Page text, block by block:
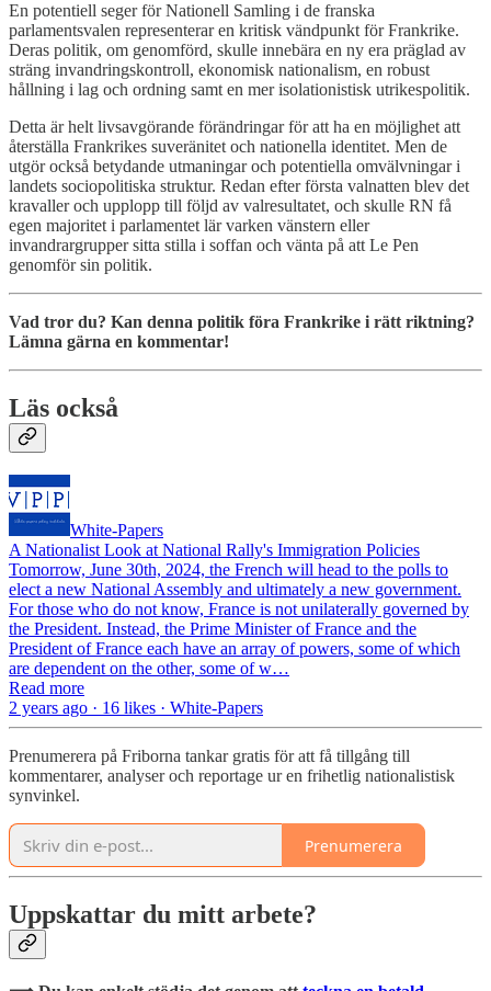
En potentiell seger för Nationell Samling i de franska
parlamentsvalen representerar en kritisk vändpunkt för Frankrike.
Deras politik, om genomförd, skulle innebära en ny era präglad av
sträng invandringskontroll, ekonomisk nationalism, en robust
hållning i lag och ordning samt en mer isolationistisk utrikespolitik.
Detta är helt livsavgörande förändringar för att ha en möjlighet att
återställa Frankrikes suveränitet och nationella identitet. Men de
utgör också betydande utmaningar och potentiella omvälvningar i
landets sociopolitiska struktur. Redan efter första valnatten blev det
kravaller och upplopp till följd av valresultatet, och skulle RN få
egen majoritet i parlamentet lär varken vänstern eller
invandrargrupper sitta stilla i soffan och vänta på att Le Pen
genomför sin politik.
Vad tror du? Kan denna politik föra Frankrike i rätt riktning?
Lämna gärna en kommentar!
Läs också
White-Papers
A Nationalist Look at National Rally's Immigration Policies
Tomorrow, June 30th, 2024, the French will head to the polls to
elect a new National Assembly and ultimately a new government.
For those who do not know, France is not unilaterally governed by
the President. Instead, the Prime Minister of France and the
President of France each have an array of powers, some of which
are dependent on the other, some of w…
Read more
2 years ago · 16 likes · White-Papers
Prenumerera på Friborna tankar gratis för att få tillgång till
kommentarer, analyser och reportage ur en frihetlig nationalistisk
synvinkel.
Prenumerera
Uppskattar du mitt arbete?